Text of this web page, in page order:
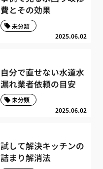
費とその効果
2025.06.02
未分類
自分で直せない水道水
漏れ業者依頼の目安
2025.06.02
未分類
試して解決キッチンの
詰まり解消法